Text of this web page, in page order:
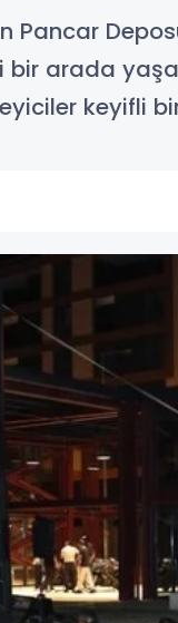
Pancar
arada
keyifli